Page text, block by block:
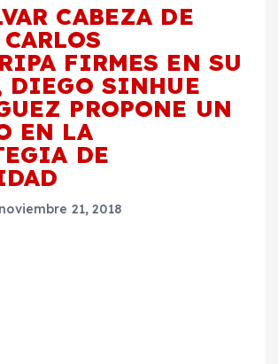
CABEZA DE
FIRMES EN SU
DIEGO SINHUE
PROPONE UN
EN LA
DE
noviembre 21, 2018